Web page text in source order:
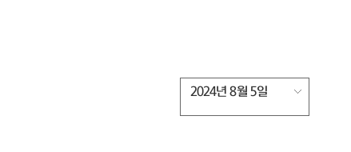
2024년 8월 5일